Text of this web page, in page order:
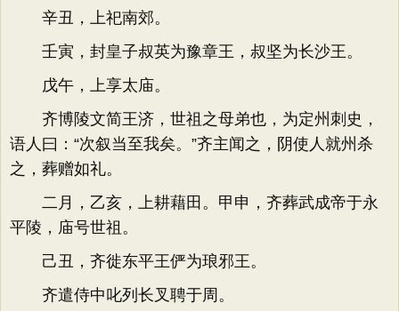
辛丑，上祀南郊。
壬寅，封皇子叔英为豫章王，叔坚为长沙王。
戊午，上享太庙。
齐博陵文简王济，世祖之母弟也，为定州刺史，
语人曰：“次叙当至我矣。”齐主闻之，阴使人就州杀
之，葬赠如礼。
二月，乙亥，上耕藉田。甲申，齐葬武成帝于永
平陵，庙号世祖。
己丑，齐徙东平王俨为琅邪王。
齐遣侍中叱列长叉聘于周。